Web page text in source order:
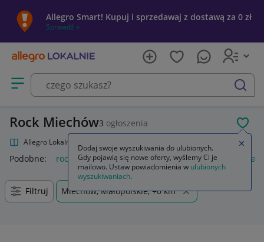
Allegro Smart! Kupuj i sprzedawaj z dostawą za 0 zł
Sprawdź »
Otwórz menu z kategoriami
szukaj
Rock Miechów3 ogłoszenia
Allegro Lokalnie
Podobne: rock amortyzator rock shox sodastream rockstar
Filtruj Miechów, Małopolskie, +0 km
Dodaj swoje wyszukiwania do ulubionych.
Gdy pojawią się nowe oferty, wyślemy Ci je
mailowo. Ustaw powiadomienia w ulubionych
wyszukiwaniach.